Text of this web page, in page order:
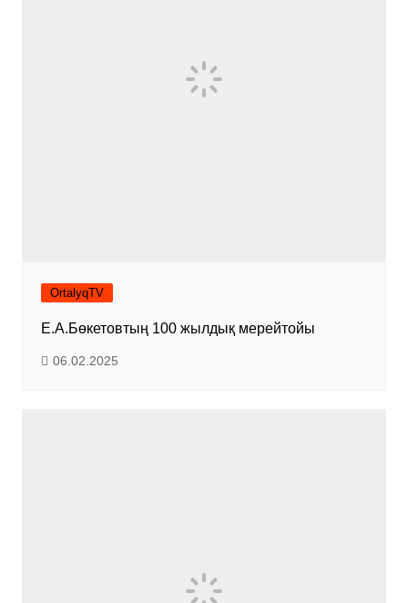
OrtalyqTV
Е.А.Бөкетовтың 100 жылдық мерейтойы
06.02.2025